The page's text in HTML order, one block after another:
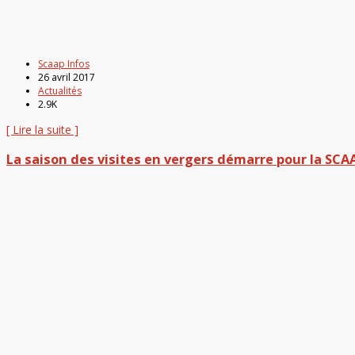
Scaap Infos
26 avril 2017
Actualités
2.9K
[ Lire la suite ]
La saison des visites en vergers démarre pour la